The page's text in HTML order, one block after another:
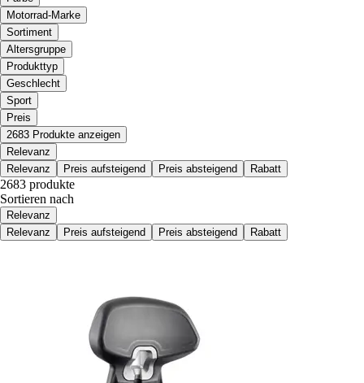
Motorrad-Marke
Sortiment
Altersgruppe
Produkttyp
Geschlecht
Sport
Preis
2683 Produkte anzeigen
Relevanz
Relevanz
Preis aufsteigend Preis absteigend Rabatt
2683 produkte
Sortieren nach
Relevanz
Relevanz
Preis aufsteigend Preis absteigend Rabatt